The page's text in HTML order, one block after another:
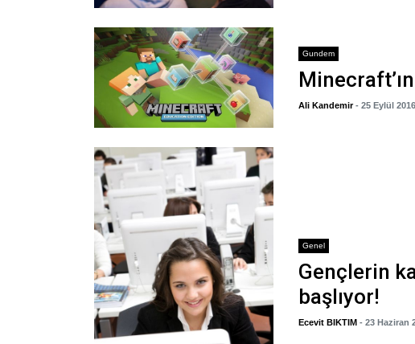
Gundem
Ali Kandemir - 25 Eylül 2016
Genel
Gençlerin
başlıyor!
Ecevit BIKTIM - 23 Haziran